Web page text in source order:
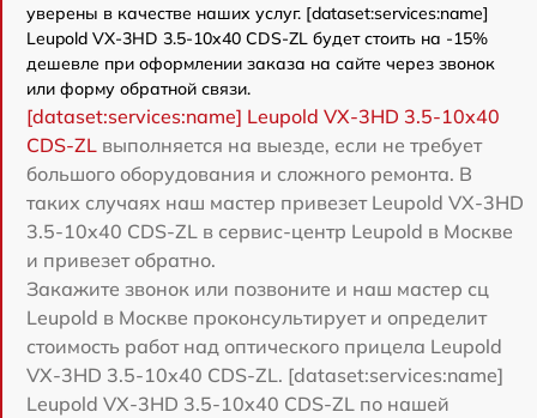
уверены в качестве наших услуг. [dataset:services:name]
Leupold VX-3HD 3.5-10x40 CDS-ZL будет стоить на -15%
дешевле при оформлении заказа на сайте через звонок
или форму обратной связи.
[dataset:services:name] Leupold VX-3HD 3.5-10x40
CDS-ZL выполняется на выезде, если не требует
большого оборудования и сложного ремонта. В
таких случаях наш мастер привезет Leupold VX-3HD
3.5-10x40 CDS-ZL в сервис-центр Leupold в Москве
и привезет обратно.
Закажите звонок или позвоните и наш мастер сц
Leupold в Москве проконсультирует и определит
стоимость работ над оптического прицела Leupold
VX-3HD 3.5-10x40 CDS-ZL. [dataset:services:name]
Leupold VX-3HD 3.5-10x40 CDS-ZL по нашей